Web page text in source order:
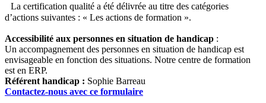
La certification qualité a été délivrée au titre des catégories
d’actions suivantes : « Les actions de formation ».
Accessibilité aux personnes en situation de handicap :
Un accompagnement des personnes en situation de handicap est
envisageable en fonction des situations. Notre centre de formation
est en ERP.
Référent handicap : Sophie Barreau
Contactez-nous avec ce formulaire